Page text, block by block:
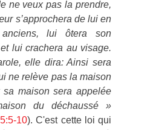
ne veux pas la prendre,
s’approchera de lui en
lui ôtera son
lui crachera au visage.
elle dira: Ainsi sera
ne relève pas la maison
maison sera appelée
du déchaussé »
10). C'est cette loi qui